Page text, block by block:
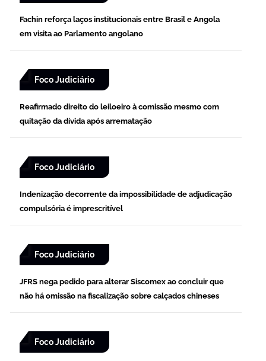
Fachin reforça laços institucionais entre Brasil e Angola
em visita ao Parlamento angolano
Foco Judiciário
Reafirmado direito do leiloeiro à comissão mesmo com
quitação da dívida após arrematação
Foco Judiciário
Indenização decorrente da impossibilidade de adjudicação
compulsória é imprescritível
Foco Judiciário
JFRS nega pedido para alterar Siscomex ao concluir que
não há omissão na fiscalização sobre calçados chineses
Foco Judiciário